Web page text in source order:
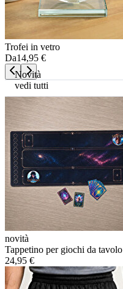
Trofei in vetro
Da14,95 €
Novità
vedi tutti
novità
Tappetino per giochi da tavolo
24,95 €